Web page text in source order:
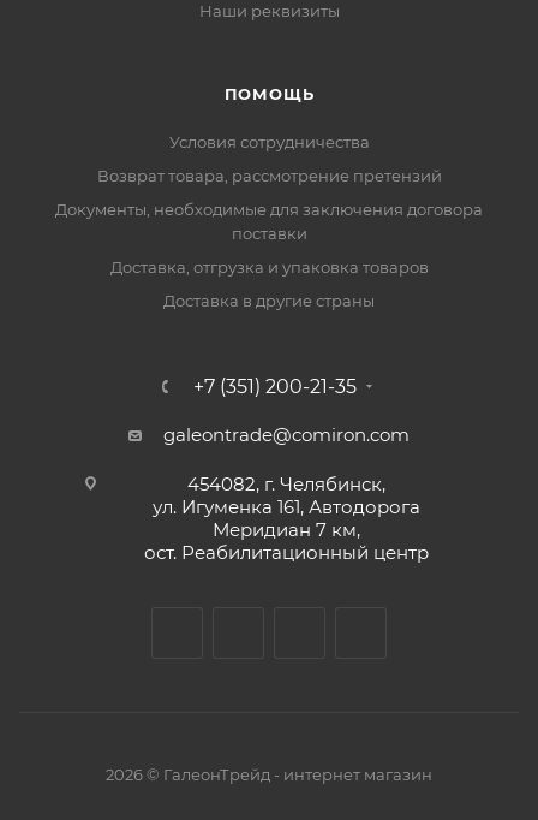
Наши реквизиты
ПОМОЩЬ
Условия сотрудничества
Возврат товара, рассмотрение претензий
Документы, необходимые для заключения договора
поставки
Доставка, отгрузка и упаковка товаров
Доставка в другие страны
+7 (351) 200-21-35
galeontrade@comiron.com
454082, г. Челябинск,
ул. Игуменка 161, Автодорога
Меридиан 7 км,
ост. Реабилитационный центр
2026 © ГалеонТрейд - интернет магазин